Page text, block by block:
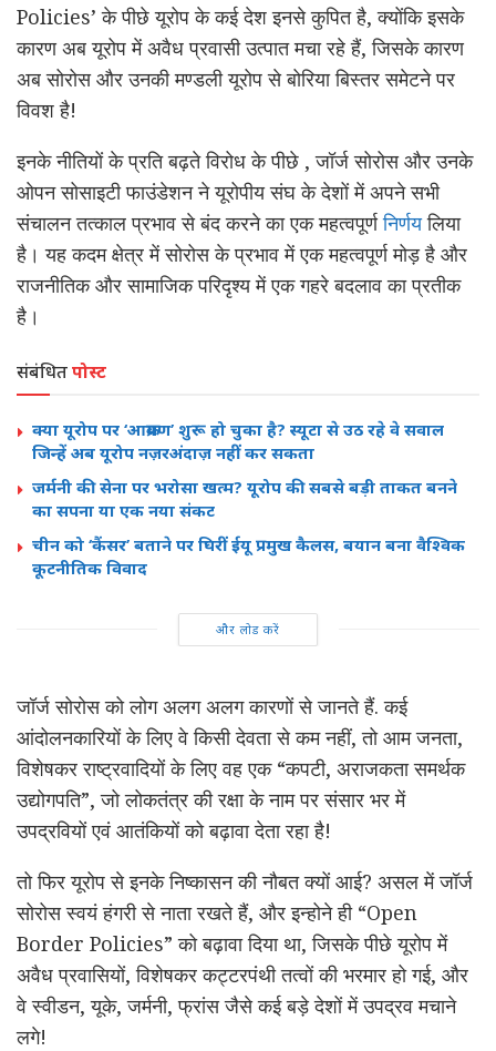
Policies’ के पीछे यूरोप के कई देश इनसे कुपित है, क्योंकि इसके
कारण अब यूरोप में अवैध प्रवासी उत्पात मचा रहे हैं, जिसके कारण
अब सोरोस और उनकी मण्डली यूरोप से बोरिया बिस्तर समेटने पर
विवश है!
इनके नीतियों के प्रति बढ़ते विरोध के पीछे , जॉर्ज सोरोस और उनके
ओपन सोसाइटी फाउंडेशन ने यूरोपीय संघ के देशों में अपने सभी
संचालन तत्काल प्रभाव से बंद करने का एक महत्वपूर्णनिर्णयलिया
है। यह कदम क्षेत्र में सोरोस के प्रभाव में एक महत्वपूर्ण मोड़ है और
राजनीतिक और सामाजिक परिदृश्य में एक गहरे बदलाव का प्रतीक
है।
संबंधितपोस्ट
क्या यूरोप पर ‘आक्रमण’ शुरू हो चुका है? स्यूटा से उठ रहे वे सवाल
जिन्हें अब यूरोप नज़रअंदाज़ नहीं कर सकता
जर्मनी की सेना पर भरोसा खत्म? यूरोप की सबसे बड़ी ताकत बनने
का सपना या एक नया संकट
चीन को ‘कैंसर’ बताने पर घिरीं ईयू प्रमुख कैलस, बयान बना वैश्विक
कूटनीतिक विवाद
और लोड करें
जॉर्ज सोरोस को लोग अलग अलग कारणों से जानते हैं. कई
आंदोलनकारियों के लिए वे किसी देवता से कम नहीं, तो आम जनता,
विशेषकर राष्ट्रवादियों के लिए वह एक “कपटी, अराजकता समर्थक
उद्योगपति”, जो लोकतंत्र की रक्षा के नाम पर संसार भर में
उपद्रवियों एवं आतंकियों को बढ़ावा देता रहा है!
तो फिर यूरोप से इनके निष्कासन की नौबत क्यों आई? असल में जॉर्ज
सोरोस स्वयं हंगरी से नाता रखते हैं, और इन्होने ही “Open
Border Policies” को बढ़ावा दिया था, जिसके पीछे यूरोप में
अवैध प्रवासियों, विशेषकर कट्टरपंथी तत्वों की भरमार हो गई, और
वे स्वीडन, यूके, जर्मनी, फ्रांस जैसे कई बड़े देशों में उपद्रव मचाने
लगे!